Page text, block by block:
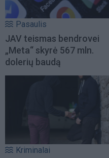
Pasaulis
JAV teismas bendrovei
„Meta“ skyrė 567 mln.
dolerių baudą
Kriminalai